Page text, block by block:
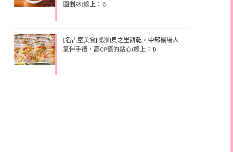
圓剉冰(線上：1)
[名古屋美食] 蝦仙貝之里餅乾，中部機場人
氣伴手禮，高CP值的點心(線上：1)